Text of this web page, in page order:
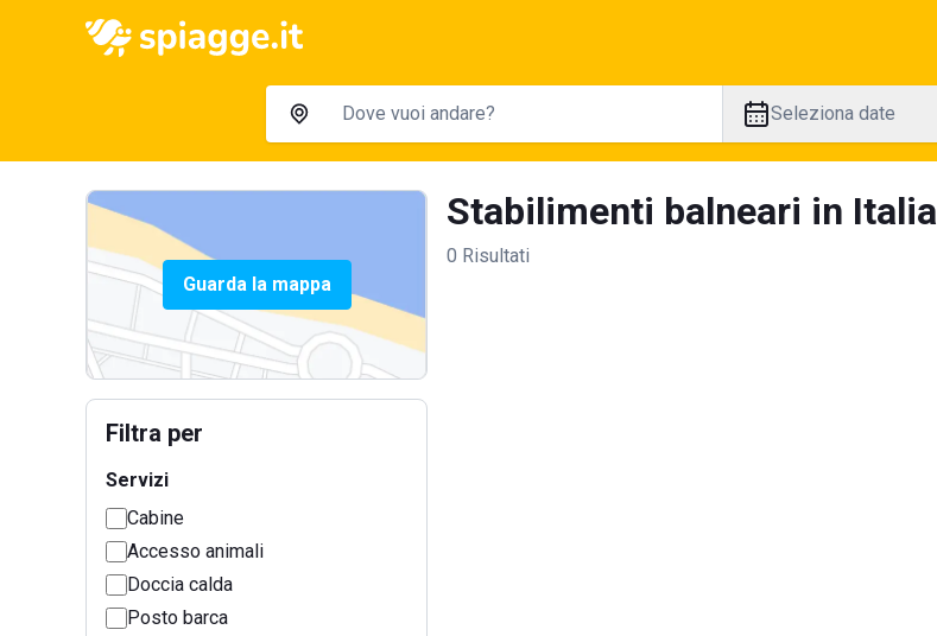
Seleziona date
Guarda la mappa
Filtra per
Servizi
Cabine
Accesso animali
Doccia calda
Posto barca
Stabilimenti balneari in Italia
0 Risultati